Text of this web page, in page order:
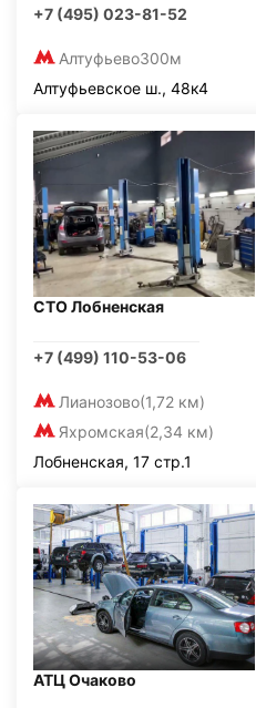
+7 (495) 023-81-52
Алтуфьево300м
Алтуфьевское ш., 48к4
СТО Лобненская
+7 (499) 110-53-06
Лианозово(1,72 км)
Яхромская(2,34 км)
Лобненская, 17 стр.1
АТЦ Очаково